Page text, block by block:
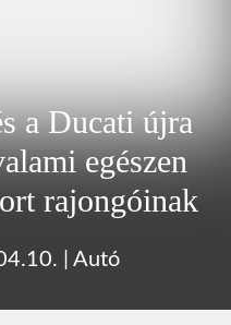
a Ducati újra
egészen
rajongóinak
Autó